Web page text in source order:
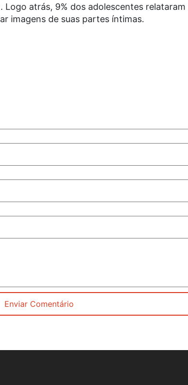
Logo atrás, 9% dos adolescentes
imagens de suas partes íntimas.